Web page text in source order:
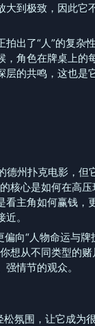
大到极致，因此它
出了“人”的复杂
，角色在牌桌上的
层的共鸣，这也是
德州扑克电影，但
核心是如何在高压
看主角如何赢钱，
。
向“人物命运与牌
想从不同类型的赌
情节的观众。
松氛围，让它成为